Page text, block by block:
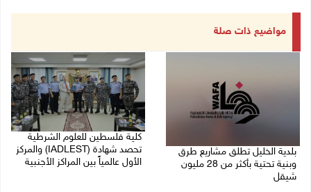
مواضيع ذات صلة
بلدية الخليل تطلق مشاريع طرق
وبنية تحتية بأكثر من 28 مليون
شيقل
كلية فلسطين للعلوم الشرطية
تحصد شهادة (IADLEST) والمركز
الأول عالمياً بين المراكز الأجنبية